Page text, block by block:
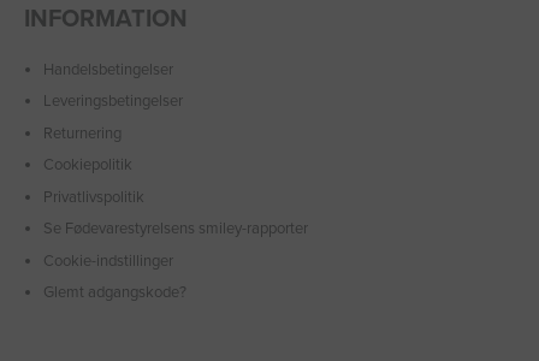
INFORMATION
Handelsbetingelser
Leveringsbetingelser
Returnering
Cookiepolitik
Privatlivspolitik
Se Fødevarestyrelsens smiley-rapporter
Cookie-indstillinger
Glemt adgangskode?